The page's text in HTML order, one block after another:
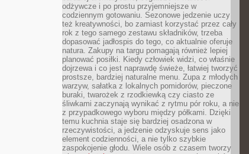
odżywcze i po prostu przyjemniejsze w
codziennym gotowaniu. Sezonowe jedzenie uczy
też kreatywności, bo zamiast korzystać przez cały
rok z tego samego zestawu składników, trzeba
dopasować jadłospis do tego, co aktualnie oferuje
natura. Zakupy na targu pomagają również lepiej
planować posiłki. Kiedy człowiek widzi, co właśnie
dojrzewa i co jest naprawdę świeże, łatwiej tworzyć
prostsze, bardziej naturalne menu. Zupa z młodych
warzyw, sałatka z lokalnych pomidorów, pieczone
buraki, twarożek z rzodkiewką czy ciasto ze
śliwkami zaczynają wynikać z rytmu pór roku, a nie
z przypadkowego wyboru między półkami. Dzięki
temu kuchnia staje się bardziej osadzona w
rzeczywistości, a jedzenie odzyskuje sens jako
element codzienności, a nie tylko szybkie
zaspokojenie głodu. Wiele osób z czasem tworzy